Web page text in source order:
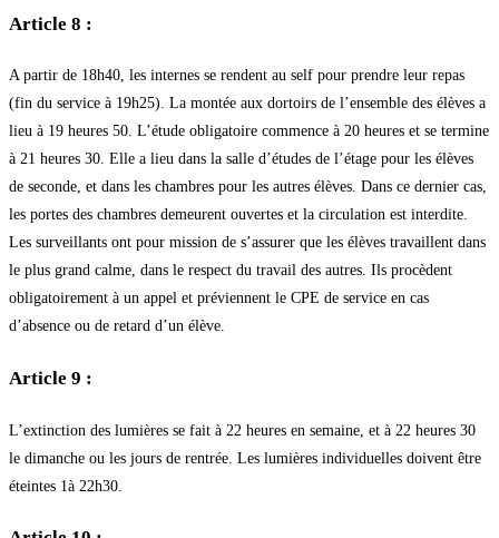
Article 8 :
A partir de 18h40, les internes se rendent au self pour prendre leur repas
(fin du service à 19h25). La montée aux dortoirs de l’ensemble des élèves a
lieu à 19 heures 50. L’étude obligatoire commence à 20 heures et se termine
à 21 heures 30. Elle a lieu dans la salle d’études de l’étage pour les élèves
de seconde, et dans les chambres pour les autres élèves. Dans ce dernier cas,
les portes des chambres demeurent ouvertes et la circulation est interdite.
Les surveillants ont pour mission de s’assurer que les élèves travaillent dans
le plus grand calme, dans le respect du travail des autres. Ils procèdent
obligatoirement à un appel et préviennent le CPE de service en cas
d’absence ou de retard d’un élève.
Article 9 :
L’extinction des lumières se fait à 22 heures en semaine, et à 22 heures 30
le dimanche ou les jours de rentrée. Les lumières individuelles doivent être
éteintes 1à 22h30.